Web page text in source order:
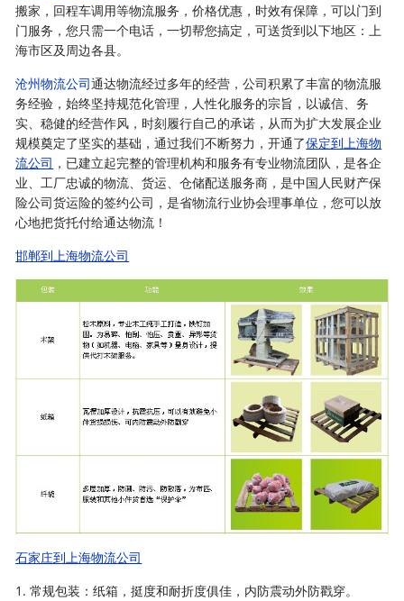
搬家，回程车调用等物流服务，价格优惠，时效有保障，可以门到
门服务，您只需一个电话，一切帮您搞定，可送货到以下地区：上
海市区及周边各县。
沧州物流公司通达物流经过多年的经营，公司积累了丰富的物流服
务经验，始终坚持规范化管理，人性化服务的宗旨，以诚信、务
实、稳健的经营作风，时刻履行自己的承诺，从而为扩大发展企业
规模奠定了坚实的基础，通过我们不断努力，开通了保定到上海物
流公司 ，已建立起完整的管理机构和服务有专业物流团队，是各企
业、工厂忠诚的物流、货运、仓储配送服务商，是中国人民财产保
险公司货运险的签约公司，是省物流行业协会理事单位，您可以放
心地把货托付给通达物流！
邯郸到上海物流公司
石家庄到上海物流公司
1. 常规包装：纸箱，挺度和耐折度俱佳，内防震动外防戳穿。